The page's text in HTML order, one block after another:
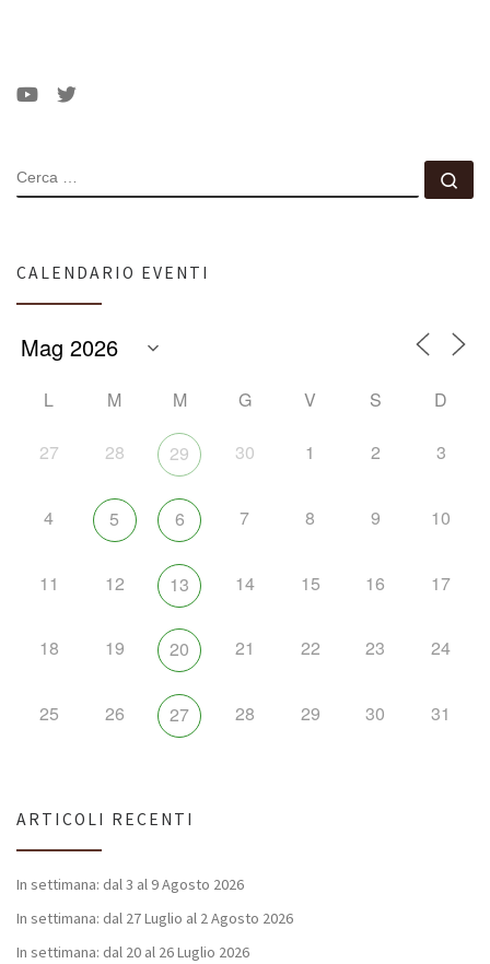
CERCA
CALENDARIO EVENTI
L M M G V S D
27 28 29 30 1 2 3
4 5 6 7 8 9 10
11 12 13 14 15 16 17
18 19 20 21 22 23 24
25 26 27 28 29 30 31
ARTICOLI RECENTI
In settimana: dal 3 al 9 Agosto 2026
In settimana: dal 27 Luglio al 2 Agosto 2026
In settimana: dal 20 al 26 Luglio 2026